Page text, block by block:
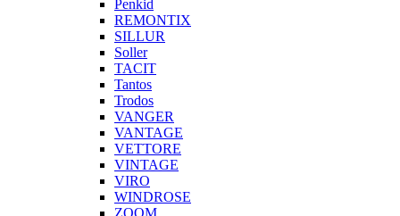
Penkid
REMONTIX
SILLUR
Soller
TACIT
Tantos
Trodos
VANGER
VANTAGE
VETTORE
VINTAGE
VIRO
WINDROSE
ZOOM